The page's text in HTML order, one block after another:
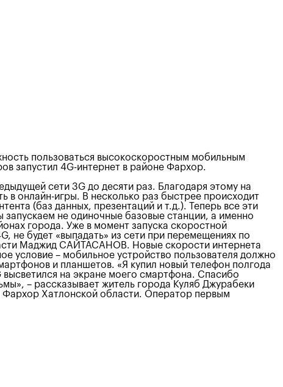
пользоваться высокоскоростным мобильным
запустил 4G-интернет в районе Фархор.
сети 3G до десяти раз. Благодаря этому на
в онлайн-игры. В несколько раз быстрее происходит
(баз данных, презентаций и т.д.). Теперь все эти
не одиночные базовые станции, а именно
города. Уже в момент запуска скоростной
не будет «выпадать» из сети при перемещениях по
Маджид САЙТАСАНОВ. Новые скорости интернета
условие – мобильное устройство пользователя должно
и планшетов. «Я купил новый телефон полгода
на экране моего смартфона. Спасибо
– рассказывает житель города Куляб Джурабеки
Хатлонской области. Оператор первым